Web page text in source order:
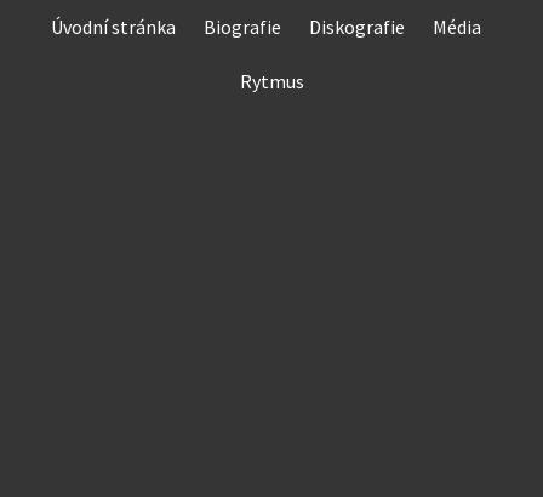
Úvodní stránka Biografie Diskografie Média
Rytmus